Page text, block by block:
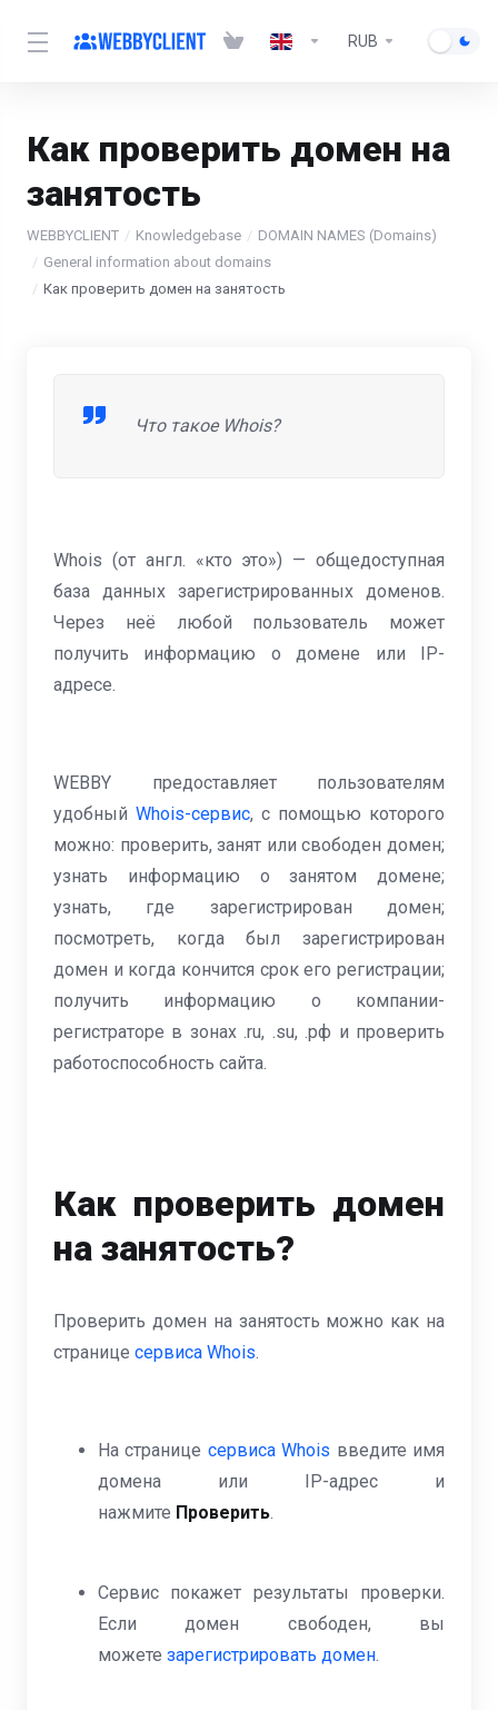
RUB
Как проверить домен на
занятость
WEBBYCLIENT Knowledgebase
DOMAIN NAMES (Domains)
General information about domains
Как проверить домен на занятость
Что такое Whois?
Whois (от англ. «кто это») — общедоступная
база данных зарегистрированных доменов.
Через неё любой пользователь может
получить информацию о домене или IP-
адресе.
WEBBY предоставляет пользователям
удобный Whois-сервис, с помощью которого
можно: проверить, занят или свободен домен;
узнать информацию о занятом домене;
узнать, где зарегистрирован домен;
посмотреть, когда был зарегистрирован
домен и когда кончится срок его регистрации;
получить информацию о компании-
регистраторе в зонах .ru, .su, .рф и проверить
работоспособность сайта.
Как проверить домен
на занятость?
Проверить домен на занятость можно как на
странице сервиса Whois.
На странице сервиса Whois введите имя
домена или IP-адрес и
нажмите Проверить.
Сервис покажет результаты проверки.
Если домен свободен, вы
можете зарегистрировать домен.